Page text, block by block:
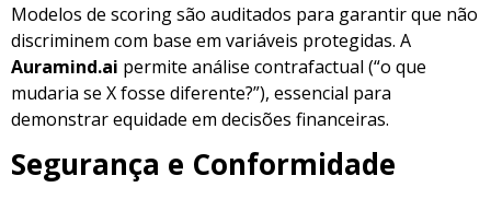
Modelos de scoring são auditados para garantir que não
discriminem com base em variáveis protegidas. A
Auramind.ai permite análise contrafactual (“o que
mudaria se X fosse diferente?”), essencial para
demonstrar equidade em decisões financeiras.
Segurança e Conformidade